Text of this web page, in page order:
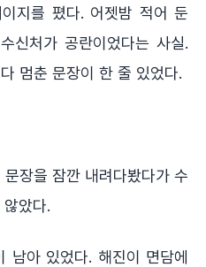
지를 폈다. 어젯밤 적어 둔
신처가 공란이었다는 사실.
멈춘 문장이 한 줄 있었다.
장을 잠깐 내려다봤다가 수
았다.
남아 있었다. 해진이 면담에